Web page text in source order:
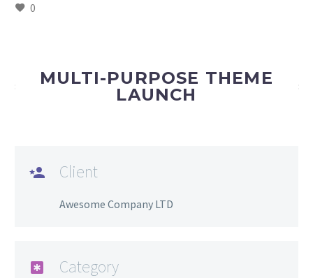
0
MULTI-PURPOSE THEME
LAUNCH
Client
Awesome Company LTD
Category